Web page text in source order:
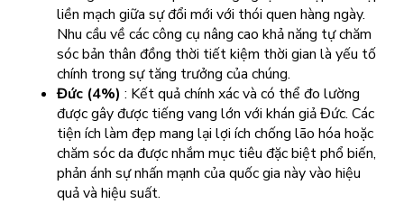
liền mạch giữa sự đổi mới với thói quen hàng ngày.
Nhu cầu về các công cụ nâng cao khả năng tự chăm
sóc bản thân đồng thời tiết kiệm thời gian là yếu tố
chính trong sự tăng trưởng của chúng.
Đức (4%) : Kết quả chính xác và có thể đo lường
được gây được tiếng vang lớn với khán giả Đức. Các
tiện ích làm đẹp mang lại lợi ích chống lão hóa hoặc
chăm sóc da được nhắm mục tiêu đặc biệt phổ biến,
phản ánh sự nhấn mạnh của quốc gia này vào hiệu
quả và hiệu suất.